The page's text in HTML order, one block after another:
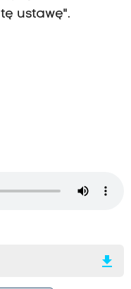
ustawę".
download